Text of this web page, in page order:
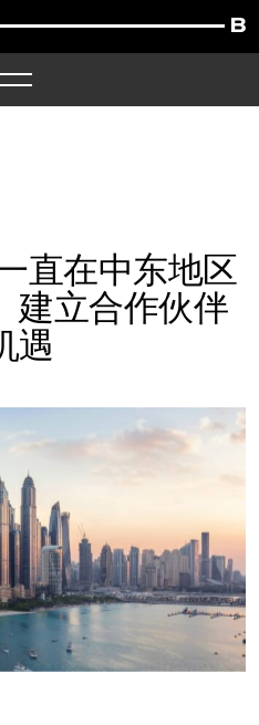
直在中东地区
建立合作伙伴
遇